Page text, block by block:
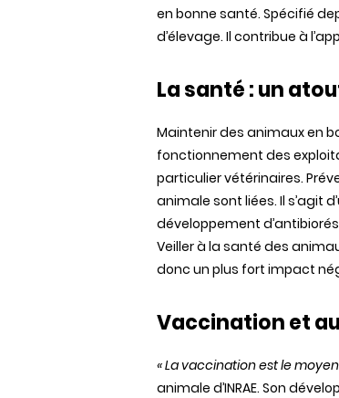
en bonne santé. Spécifié
d’élevage. Il contribue à
La santé : un
Maintenir des animaux en
fonctionnement des
particulier vétérinaires.
animale sont liées. Il s’agit
développement
Veiller à la santé des
donc un plus fort impact
Vaccination et
« La vaccination est le
animale d’INRAE. Son